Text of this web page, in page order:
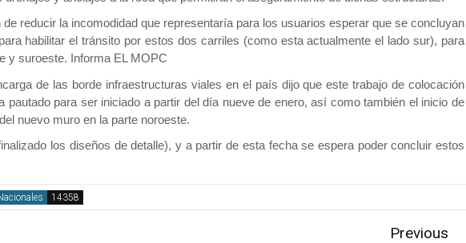
reducir la incomodidad que representaría para los usuarios esperar que se concluyan
habilitar el tránsito por estos dos carriles (como esta actualmente el lado sur), para
y suroeste. Informa EL MOPC
de las borde infraestructuras viales en el país dijo que este trabajo de colocación
pautado para ser iniciado a partir del día nueve de enero, así como también el inicio de
nuevo muro en la parte noroeste.
los diseños de detalle), y a partir de esta fecha se espera poder concluir estos
Previous